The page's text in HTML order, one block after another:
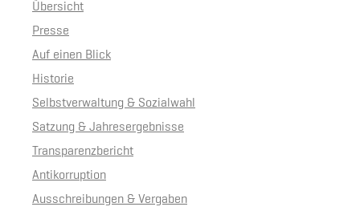
Übersicht
Presse
Auf einen Blick
Historie
Selbstverwaltung & Sozialwahl
Satzung & Jahresergebnisse
Transparenzbericht
Antikorruption
Ausschreibungen & Vergaben